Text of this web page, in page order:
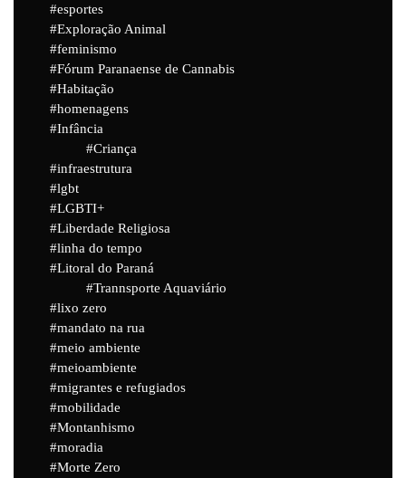
esportes
Exploração Animal
feminismo
Fórum Paranaense de Cannabis
Habitação
homenagens
Infância
Criança
infraestrutura
lgbt
LGBTI+
Liberdade Religiosa
linha do tempo
Litoral do Paraná
Trannsporte Aquaviário
lixo zero
mandato na rua
meio ambiente
meioambiente
migrantes e refugiados
mobilidade
Montanhismo
moradia
Morte Zero